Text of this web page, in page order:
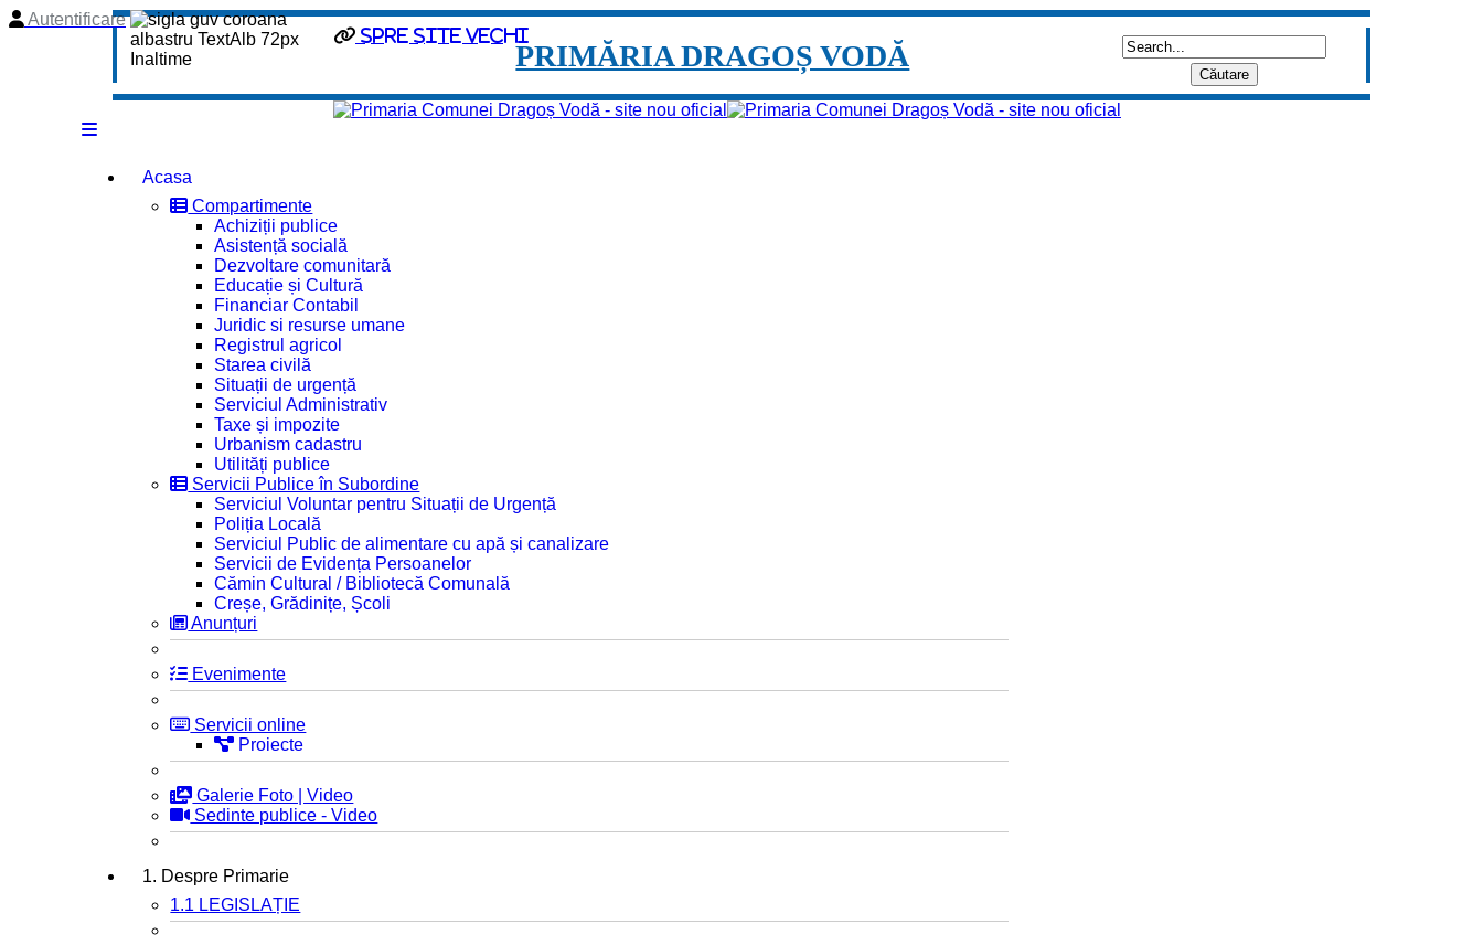
spre site vechi
Autentificare
PRIMĂRIA DRAGOȘ VODĂ
Acasa
Compartimente
Achiziții publice
Asistență socială
Dezvoltare comunitară
Educație și Cultură
Financiar Contabil
Juridic si resurse umane
Registrul agricol
Starea civilă
Situații de urgență
Serviciul Administrativ
Taxe și impozite
Urbanism cadastru
Utilități publice
Servicii Publice în Subordine
Serviciul Voluntar pentru Situații de Urgență
Poliția Locală
Serviciul Public de alimentare cu apă și canalizare
Servicii de Evidența Persoanelor
Cămin Cultural / Bibliotecă Comunală
Creșe, Grădinițe, Școli
Anunțuri
Evenimente
Servicii online
Proiecte
Galerie Foto | Video
Sedinte publice - Video
1. Despre Primarie
1.1 LEGISLAȚIE